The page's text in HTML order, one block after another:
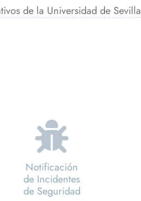
de la Universidad de Sevilla
Notificación
de Incidentes
de Seguridad